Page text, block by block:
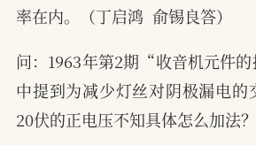
率在内。（丁启鸿  俞锡良答）
问：1963年第2期“收音机元件
中提到为减少灯丝对阴极漏电的
20伏的正电压不知具体怎么加法？